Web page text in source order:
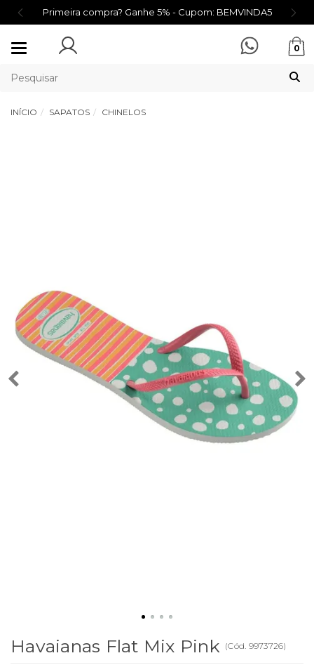
Primeira compra? Ganhe 5% - Cupom: BEMVINDA5
Mudar
0
INÍCIO SAPATOS CHINELOS
Havaianas Flat Mix Pink (Cód. 9973726)